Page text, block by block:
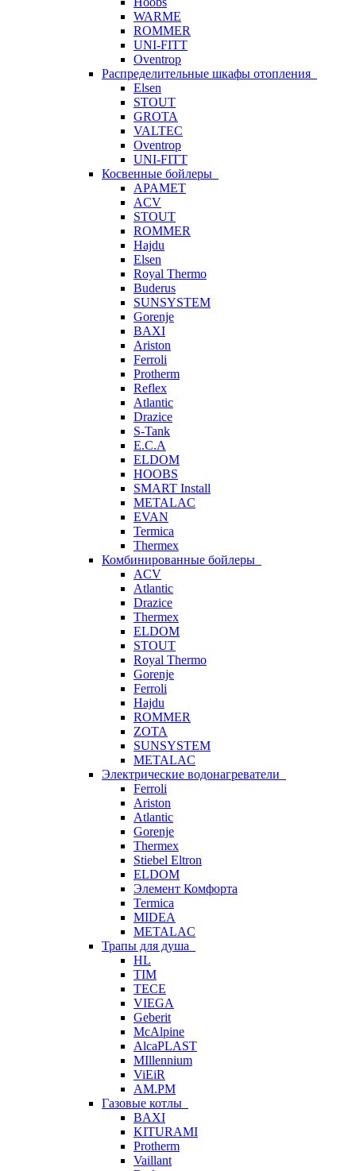
WARME
ROMMER
UNI-FITT
Oventrop
Распределительные шкафы отопления
Elsen
STOUT
GROTA
VALTEC
Oventrop
UNI-FITT
Косвенные бойлеры
APAMET
ACV
STOUT
ROMMER
Hajdu
Elsen
Royal Thermo
Buderus
SUNSYSTEM
Gorenje
BAXI
Ariston
Ferroli
Protherm
Reflex
Atlantic
Drazice
S-Tank
E.C.A
ELDOM
HOOBS
SMART Install
METALAC
EVAN
Termica
Thermex
Комбинированные бойлеры
ACV
Atlantic
Drazice
Thermex
ELDOM
STOUT
Royal Thermo
Gorenje
Ferroli
Hajdu
ROMMER
ZOTA
SUNSYSTEM
METALAC
Электрические водонагреватели
Ferroli
Ariston
Atlantic
Gorenje
Thermex
Stiebel Eltron
ELDOM
Элемент Комфорта
Termica
MIDEA
METALAC
Трапы для душа
HL
TIM
TECE
VIEGA
Geberit
McAlpine
AlcaPLAST
MIllennium
ViEiR
AM.PM
Газовые котлы
BAXI
KITURAMI
Protherm
Vaillant